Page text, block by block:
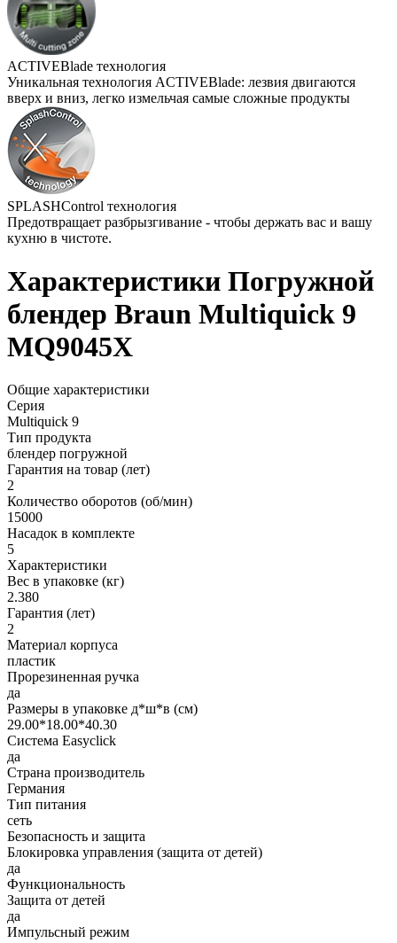
ACTIVEBlade технология
Уникальная технология ACTIVEBlade: лезвия двигаются
вверх и вниз, легко измельчая самые сложные продукты
SPLASHControl технология
Предотвращает разбрызгивание - чтобы держать вас и вашу
кухню в чистоте.
Характеристики Погружной
блендер Braun Multiquick 9
MQ9045X
Общие характеристики
Серия
Multiquick 9
Тип продукта
блендер погружной
Гарантия на товар (лет)
2
Количество оборотов (об/мин)
15000
Насадок в комплекте
5
Характеристики
Вес в упаковке (кг)
2.380
Гарантия (лет)
2
Материал корпуса
пластик
Прорезиненная ручка
да
Размеры в упаковке д*ш*в (см)
29.00*18.00*40.30
Система Easyclick
да
Страна производитель
Германия
Тип питания
сеть
Безопасность и защита
Блокировка управления (защита от детей)
да
Функциональность
Защита от детей
да
Импульсный режим